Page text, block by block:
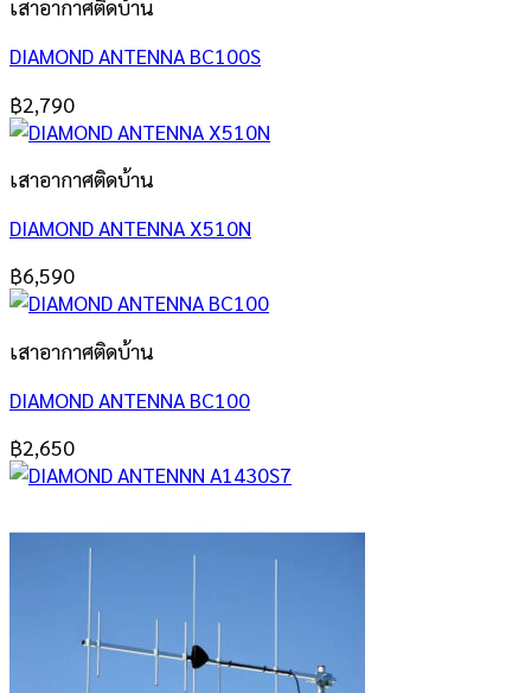
เสาอากาศติดบ้าน
DIAMOND ANTENNA BC100S
฿2,790
เสาอากาศติดบ้าน
DIAMOND ANTENNA X510N
฿6,590
เสาอากาศติดบ้าน
DIAMOND ANTENNA BC100
฿2,650